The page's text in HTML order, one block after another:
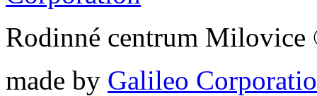
Rodinné centrum
made by Galileo